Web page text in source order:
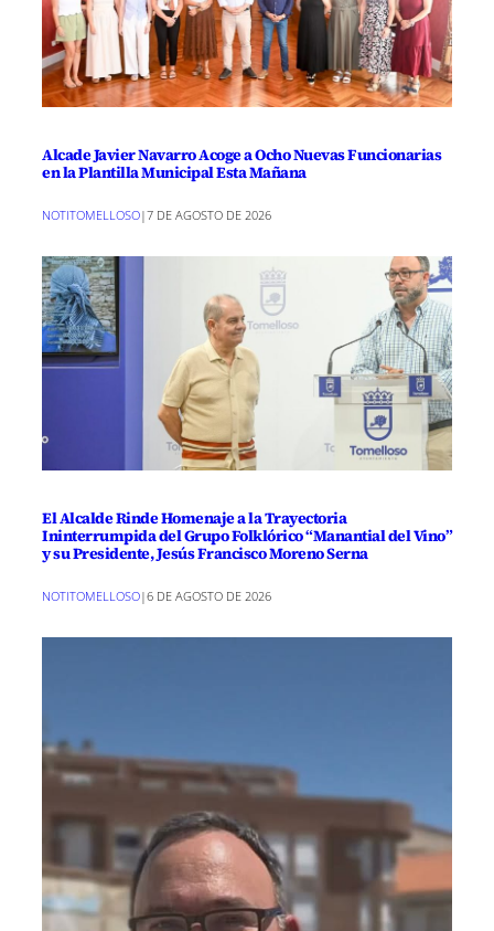
Alcade Javier Navarro Acoge a Ocho Nuevas Funcionarias
en la Plantilla Municipal Esta Mañana
NOTITOMELLOSO|7 DE AGOSTO DE 2026
El Alcalde Rinde Homenaje a la Trayectoria
Ininterrumpida del Grupo Folklórico “Manantial del Vino”
y su Presidente, Jesús Francisco Moreno Serna
NOTITOMELLOSO|6 DE AGOSTO DE 2026